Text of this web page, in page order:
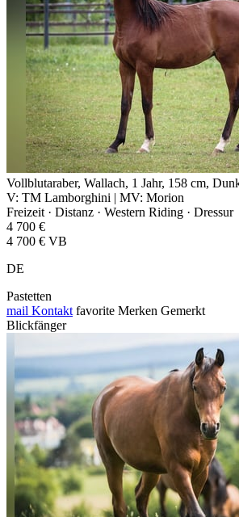
Vollblutaraber, Wallach, 1 Jahr, 158 cm,
V: TM Lamborghini | MV: Morion
Freizeit · Distanz · Western Riding · Dressur
4 700 €
4 700 € VB
DE
Pastetten
mail Kontakt favorite Merken Gemerkt
Blickfänger